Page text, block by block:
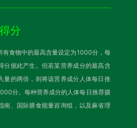
分
有食物中的最高含量设定为1000分，每
分据此产生。但若某营养成分的最高含
量的两倍，则将该营养成分人体每日推
分。每种营养成分的人体每日推荐摄
南、国际膳食能量咨询组，以及麻省理